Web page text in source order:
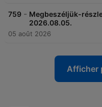
759 - Megbeszéljük-
2026.08.05.
05 août 2026
Afficher